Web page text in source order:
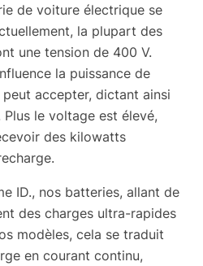
de voiture électrique se
la plupart des
une tension de 400 V.
la puissance de
peut accepter, dictant ainsi
le voltage est élevé,
des kilowatts
ID., nos batteries, allant de
des charges ultra-rapides
modèles, cela se traduit
en courant continu,